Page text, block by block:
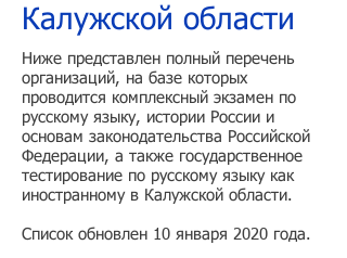
Калужской области
Ниже представлен полный перечень
организаций, на базе которых
проводится комплексный экзамен по
русскому языку, истории России и
основам законодательства Российской
Федерации, а также государственное
тестирование по русскому языку как
иностранному в Калужской области.
Список обновлен 10 января 2020 года.